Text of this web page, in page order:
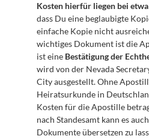
Kosten hierfür liegen bei
dass Du eine beglaubigte
einfache Kopie nicht
wichtiges Dokument ist die
ist eine Bestätigung der
wird von der Nevada
City ausgestellt. Ohne
Heiratsurkunde in
Kosten für die Apostille
nach Standesamt kann es
Dokumente übersetzen zu